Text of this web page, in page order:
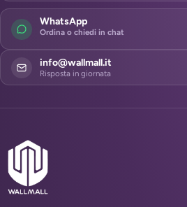
WhatsApp
Ordina o chiedi in chat
info@wallmall.it
Risposta in giornata